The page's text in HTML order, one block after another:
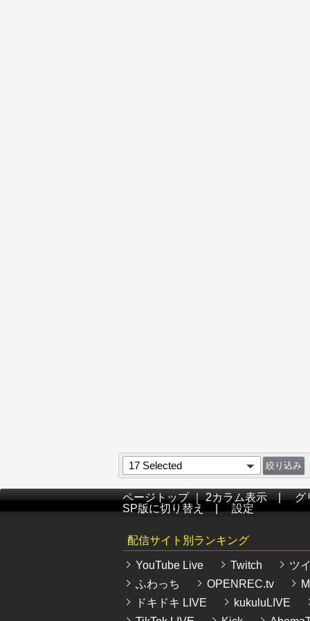
17 Selected
ページトップ｜2カラム表示|グ
SP版に切り替え
設定
配信サイト別ランキング
YouTube Live Twitch
ツ
ふわっち
OPENREC.tv
ドキドキ LIVE
kukuluLIVE